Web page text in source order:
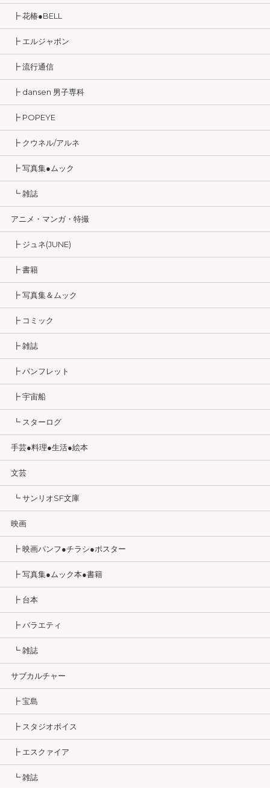
┣ 花椿●BELL
┣ エルジャポン
┣ 流行通信
┣ dansen 男子専科
┣ POPEYE
┣ クウネル/アルネ
┣ 写真集●ムック
┗ 雑誌
アニメ・マンガ・特撮
┣ ジュネ(JUNE)
┣ 書籍
┣ 写真集＆ムック
┣ コミック
┣ 雑誌
┣ パンフレット
┣ 宇宙船
┗ スターログ
手芸●料理●生活●絵本
文芸
┗ サンリオSF文庫
映画
┣ 映画パンフ●チラシ●ポスター
┣ 写真集●ムック本●書籍
┣ 台本
┣ バラエティ
┗ 雑誌
サブカルチャー
┣ 宝島
┣ スタジオボイス
┣ エスクァイア
┗ 雑誌